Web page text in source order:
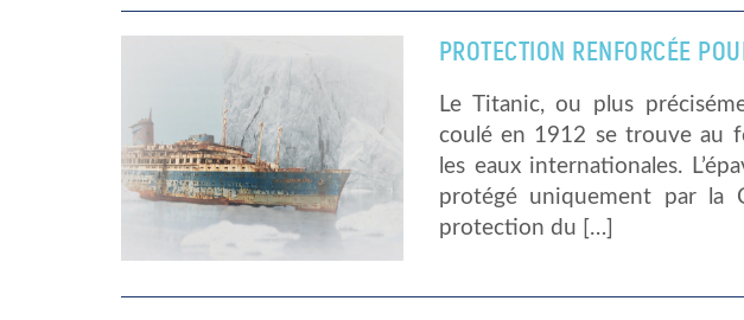
PROTECTION RENFORCÉE
Le Titanic, ou plus
coulé en 1912 se trouve au
les eaux internationales.
protégé uniquement par la
protection du […]